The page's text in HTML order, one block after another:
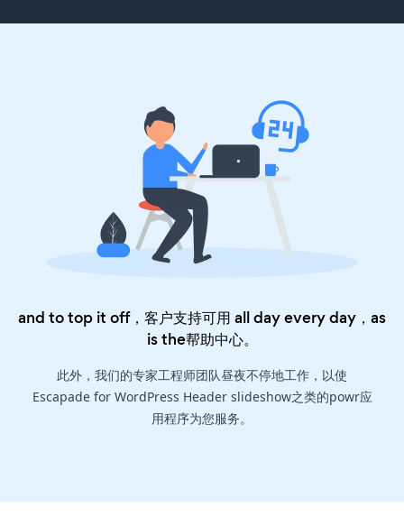
and to top it off，客户支持可用 all day every day，as
is the帮助中心。
此外，我们的专家工程师团队昼夜不停地工作，以使
Escapade for WordPress Header slideshow之类的powr应
用程序为您服务。